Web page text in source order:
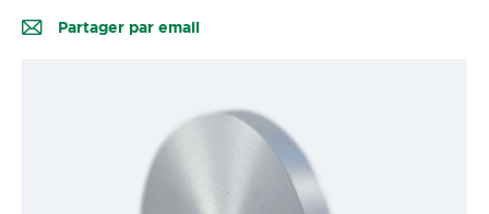
Partager par email